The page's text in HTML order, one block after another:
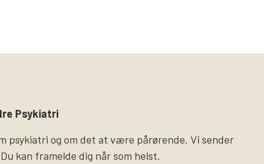
Psykiatri
psykiatri og om det at være pårørende. Vi sender
kan framelde dig når som helst.